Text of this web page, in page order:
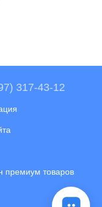
317-43-12
премиум товаров